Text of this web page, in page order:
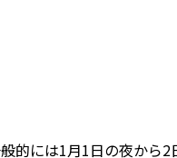
的には1月1日の夜から